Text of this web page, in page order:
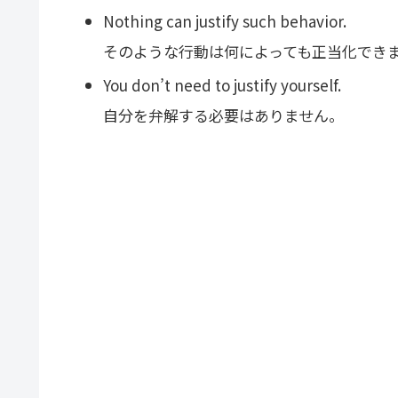
Nothing can justify such behavior.
そのような行動は何によっても正当化でき
You don’t need to justify yourself.
自分を弁解する必要はありません。